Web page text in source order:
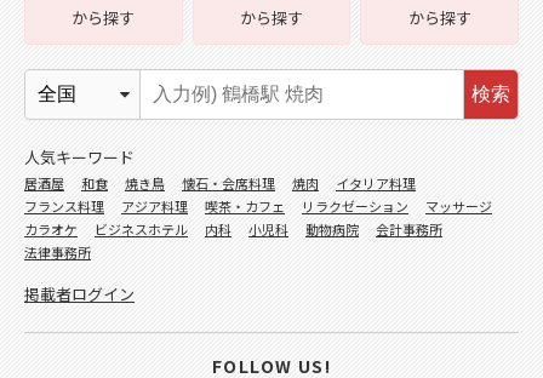
から探す
から探す
から探す
検索
人気キーワード
居酒屋 和食 焼き鳥 懐石・会席料理 焼肉
イタリア料理
フランス料理
アジア料理 喫茶・カフェ リラクゼーション
マッサージ
カラオケ
ビジネスホテル 内科 小児科 動物病院
会計事務所
法律事務所
掲載者ログイン
FOLLOW US!